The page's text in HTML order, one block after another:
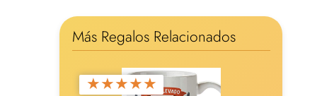
Más Regalos Relacionados
★★★★★